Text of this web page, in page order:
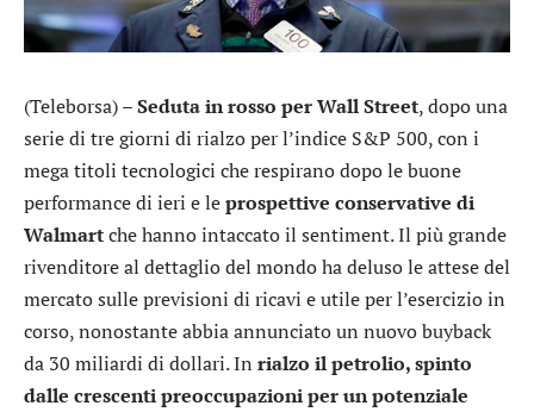
(Teleborsa) –Seduta in rosso per Wall Street, dopo una
serie di tre giorni di rialzo per l’indice S&P 500, con i
mega titoli tecnologici che respirano dopo le buone
performance di ieri e leprospettive conservative di
Walmartche hanno intaccato il sentiment. Il più grande
rivenditore al dettaglio del mondo ha deluso le attese del
mercato sulle previsioni di ricavi e utile per l’esercizio in
corso, nonostante abbia annunciato un nuovo buyback
da 30 miliardi di dollari. In rialzo il petrolio, spinto
dalle crescenti preoccupazioni per un potenziale